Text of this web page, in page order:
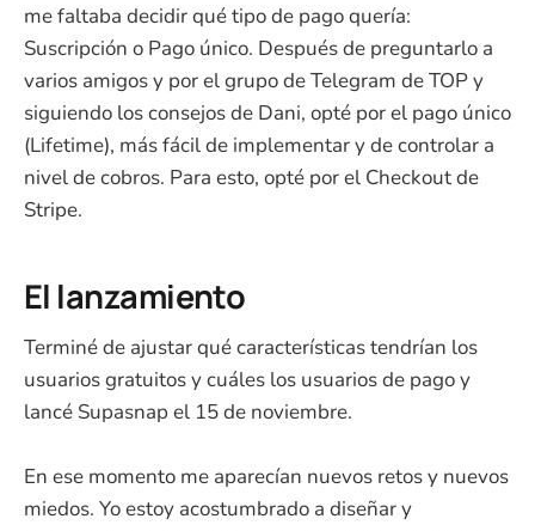
me faltaba decidir qué tipo de pago quería:
Suscripción o Pago único. Después de preguntarlo a
varios amigos y por el grupo de Telegram de TOP y
siguiendo los consejos de Dani, opté por el pago único
(Lifetime), más fácil de implementar y de controlar a
nivel de cobros. Para esto, opté por el Checkout de
Stripe.
El lanzamiento
Terminé de ajustar qué características tendrían los
usuarios gratuitos y cuáles los usuarios de pago y
lancé Supasnap el 15 de noviembre.
En ese momento me aparecían nuevos retos y nuevos
miedos. Yo estoy acostumbrado a diseñar y